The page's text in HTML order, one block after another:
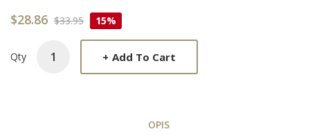
$28.86 $33.95 15%
Qty + Add To Cart
OPIS